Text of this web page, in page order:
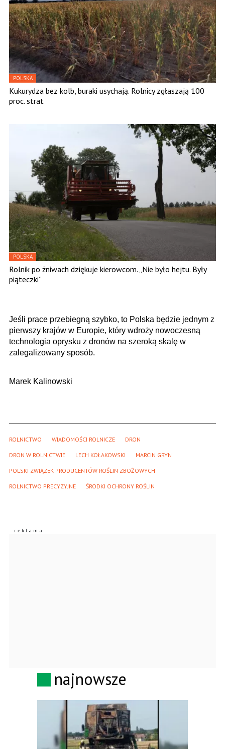
POLSKA
Kukurydza bez kolb, buraki usychają. Rolnicy zgłaszają 100
proc. strat
POLSKA
Rolnik po żniwach dziękuje kierowcom. „Nie było hejtu. Były
piąteczki”
Jeśli prace przebiegną szybko, to Polska będzie jednym z
pierwszy krajów w Europie, który wdroży nowoczesną
technologia oprysku z dronów na szeroką skalę w
zalegalizowany sposób.
Marek Kalinowski
ROLNICTWO WIADOMOŚCI ROLNICZE DRON
DRON W ROLNICTWIE LECH KOŁAKOWSKI MARCIN GRYN
POLSKI ZWIĄZEK PRODUCENTÓW ROŚLIN ZBOŻOWYCH
ROLNICTWO PRECYZYJNE ŚRODKI OCHRONY ROŚLIN
najnowsze